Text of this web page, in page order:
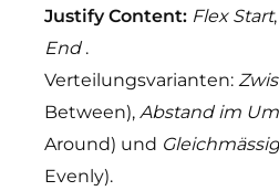
Justify Content: Flex Start,
End.
Verteilungsvarianten:
Between), Abstand im
Around) und
Evenly).